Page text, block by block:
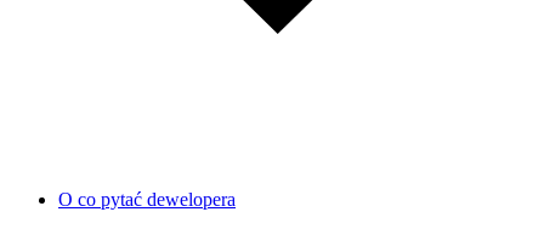
O co pytać dewelopera